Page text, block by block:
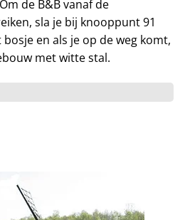
de B&B vanaf de
sla je bij knooppunt 91
en als je op de weg komt,
met witte stal.